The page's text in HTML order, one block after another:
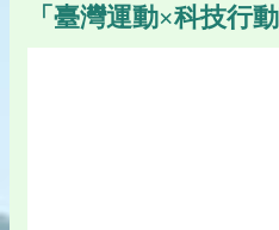
「臺灣運動×科技行